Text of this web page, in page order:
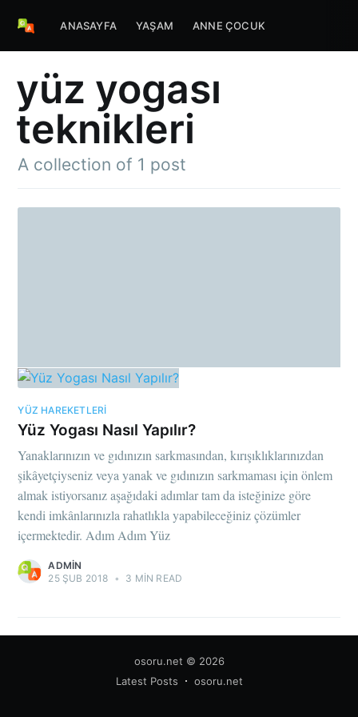
ANASAYFA YAŞAM ANNE ÇOCUK
yüz yogası
teknikleri
A collection of 1 post
YÜZ HAREKETLERI
Yüz Yogası Nasıl Yapılır?
Yanaklarınızın ve gıdınızın sarkmasından, kırışıklıklarınızdan
şikâyetçiyseniz veya yanak ve gıdınızın sarkmaması için önlem
almak istiyorsanız aşağıdaki adımlar tam da isteğinize göre
kendi imkânlarınızla rahatlıkla yapabileceğiniz çözümler
içermektedir. Adım Adım Yüz
ADMIN
25 ŞUB 2018 • 3 MIN READ
osoru.net © 2026
Latest Posts
osoru.net